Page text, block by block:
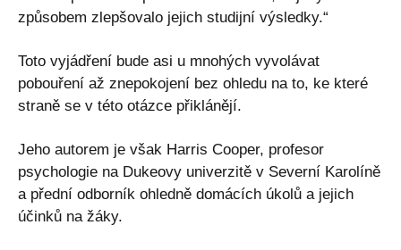
způsobem zlepšovalo jejich studijní výsledky.“
Toto vyjádření bude asi u mnohých vyvolávat
pobouření až znepokojení bez ohledu na to, ke které
straně se v této otázce přiklánějí.
Jeho autorem je však Harris Cooper, profesor
psychologie na Dukeovy univerzitě v Severní Karolíně
a přední odborník ohledně domácích úkolů a jejich
účinků na žáky.